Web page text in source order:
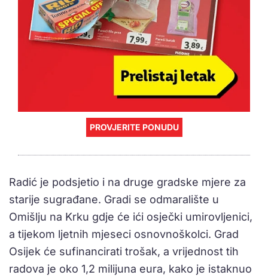
PROVJERITE PONUDU
Radić je podsjetio i na druge gradske mjere za
starije sugrađane. Gradi se odmaralište u
Omišlju na Krku gdje će ići osječki umirovljenici,
a tijekom ljetnih mjeseci osnovnoškolci. Grad
Osijek će sufinancirati trošak, a vrijednost tih
radova je oko 1,2 milijuna eura, kako je istaknuo